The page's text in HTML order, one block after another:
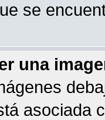
se
una
asociada